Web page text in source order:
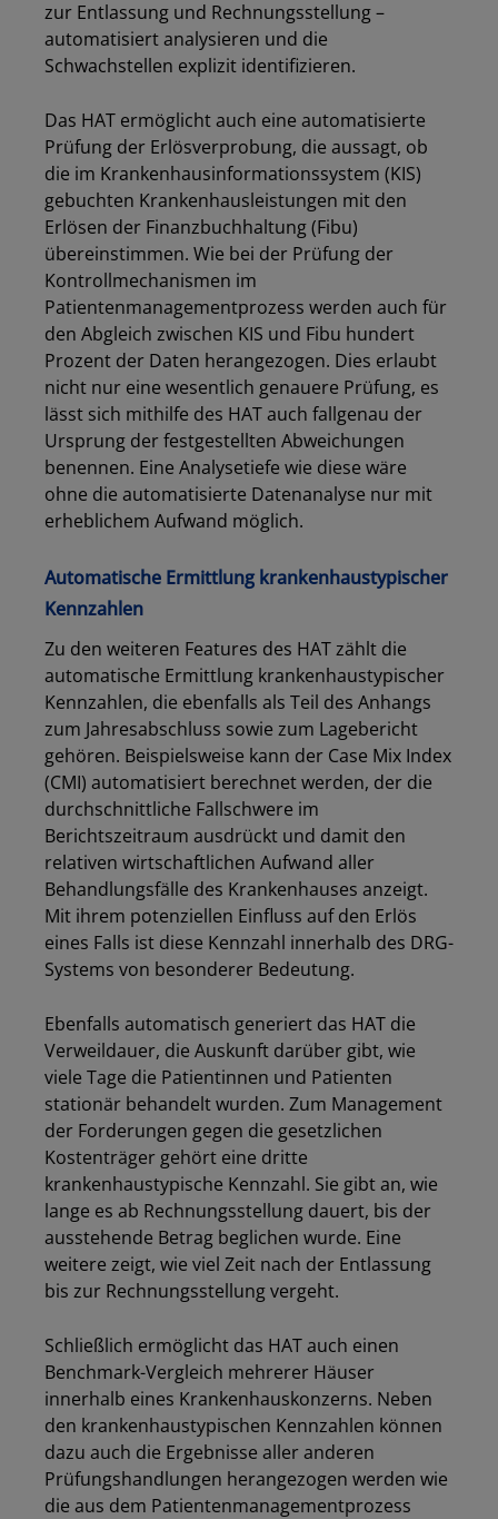
zur Entlassung und Rechnungsstellung –
automatisiert analysieren und die
Schwachstellen explizit identifizieren.
Das HAT ermöglicht auch eine automatisierte
Prüfung der Erlösverprobung, die aussagt, ob
die im Krankenhausinformationssystem (KIS)
gebuchten Krankenhausleistungen mit den
Erlösen der Finanzbuchhaltung (Fibu)
übereinstimmen. Wie bei der Prüfung der
Kontrollmechanismen im
Patientenmanagementprozess werden auch für
den Abgleich zwischen KIS und Fibu hundert
Prozent der Daten herangezogen. Dies erlaubt
nicht nur eine wesentlich genauere Prüfung, es
lässt sich mithilfe des HAT auch fallgenau der
Ursprung der festgestellten Abweichungen
benennen. Eine Analysetiefe wie diese wäre
ohne die automatisierte Datenanalyse nur mit
erheblichem Aufwand möglich.
Automatische Ermittlung krankenhaustypischer
Kennzahlen
Zu den weiteren Features des HAT zählt die
automatische Ermittlung krankenhaustypischer
Kennzahlen, die ebenfalls als Teil des Anhangs
zum Jahresabschluss sowie zum Lagebericht
gehören. Beispielsweise kann der Case Mix Index
(CMI) automatisiert berechnet werden, der die
durchschnittliche Fallschwere im
Berichtszeitraum ausdrückt und damit den
relativen wirtschaftlichen Aufwand aller
Behandlungsfälle des Krankenhauses anzeigt.
Mit ihrem potenziellen Einfluss auf den Erlös
eines Falls ist diese Kennzahl innerhalb des DRG-
Systems von besonderer Bedeutung.
Ebenfalls automatisch generiert das HAT die
Verweildauer, die Auskunft darüber gibt, wie
viele Tage die Patientinnen und Patienten
stationär behandelt wurden. Zum Management
der Forderungen gegen die gesetzlichen
Kostenträger gehört eine dritte
krankenhaustypische Kennzahl. Sie gibt an, wie
lange es ab Rechnungsstellung dauert, bis der
ausstehende Betrag beglichen wurde. Eine
weitere zeigt, wie viel Zeit nach der Entlassung
bis zur Rechnungsstellung vergeht.
Schließlich ermöglicht das HAT auch einen
Benchmark-Vergleich mehrerer Häuser
innerhalb eines Krankenhauskonzerns. Neben
den krankenhaustypischen Kennzahlen können
dazu auch die Ergebnisse aller anderen
Prüfungshandlungen herangezogen werden wie
die aus dem Patientenmanagementprozess